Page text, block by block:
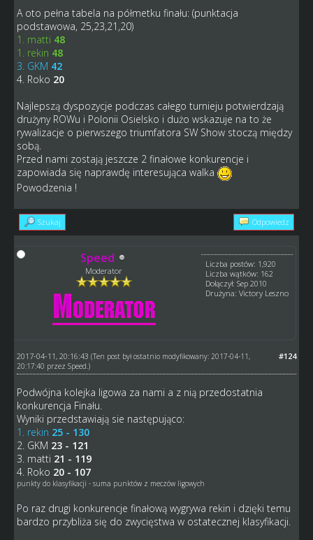
A oto pełna tabela na półmetku finału: (punktacja
podstawowa, 25,23,21,20)
1. matti 48
1. rekin 48
3. GKM 42
4. Roko 20
Najlepszą dyspozycje podczas całego turnieju potwierdzają
drużyny ROWu i Polonii Osielsko i dużo wskazuje na to że
rywalizacje o pierwszego triumfatora SW Show stoczą między
sobą.
Przed nami zostają jeszcze 2 finałowe konkurencje i
zapowiada się naprawdę interesująca walka
Powodzenia !
Szukaj Odpowiedz
Speed
Moderator
Liczba postów: 1,920
Liczba wątków: 162
Dołączył: Sep 2010
Drużyna: Victory Leszno
#124
2017-04-11, 20:16:43 (Ten post był ostatnio modyfikowany: 2017-04-11,
20:17:40 przez Speed .)
Podwójna kolejka ligowa za nami a z nią przedostatnia
konkurencja Finału.
Wyniki przedstawiają sie następująco:
1. rekin 25 - 130
2. GKM 23 - 121
3. matti 21 - 119
4. Roko 20 - 107
punkty do klasyfikacji - suma punktów z meczów ligowych
Po raz drugi konkurencje finałową wygrywa rekin i dzięki temu
bardzo przybliża się do zwycięstwa w ostatecznej klasyfikacji.